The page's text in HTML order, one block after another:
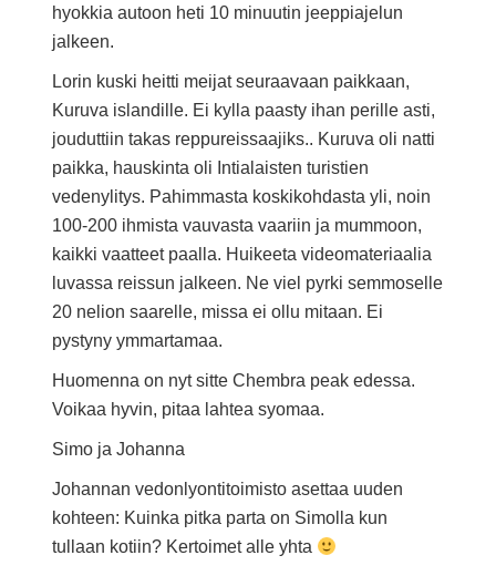
hyokkia autoon heti 10 minuutin jeeppiajelun
jalkeen.
Lorin kuski heitti meijat seuraavaan paikkaan,
Kuruva islandille. Ei kylla paasty ihan perille asti,
jouduttiin takas reppureissaajiks.. Kuruva oli natti
paikka, hauskinta oli Intialaisten turistien
vedenylitys. Pahimmasta koskikohdasta yli, noin
100-200 ihmista vauvasta vaariin ja mummoon,
kaikki vaatteet paalla. Huikeeta videomateriaalia
luvassa reissun jalkeen. Ne viel pyrki semmoselle
20 nelion saarelle, missa ei ollu mitaan. Ei
pystyny ymmartamaa.
Huomenna on nyt sitte Chembra peak edessa.
Voikaa hyvin, pitaa lahtea syomaa.
Simo ja Johanna
Johannan vedonlyontitoimisto asettaa uuden
kohteen: Kuinka pitka parta on Simolla kun
tullaan kotiin? Kertoimet alle yhta